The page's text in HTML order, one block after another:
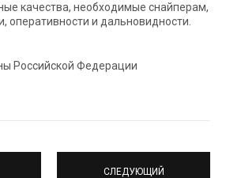
качества, необходимые снайперам,
оперативности и дальновидности.
Российской Федерации
СЛЕДУЮЩИЙ